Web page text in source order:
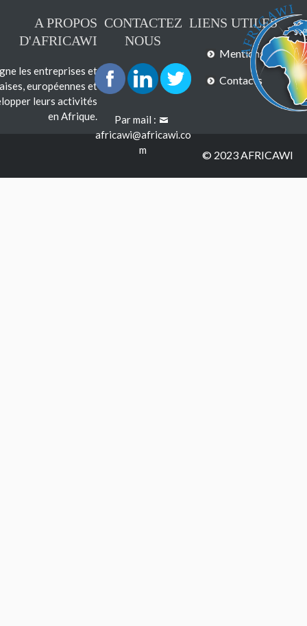
A PROPOS
D'AFRICAWI
les entreprises et
européennes et
leurs activités
en Afrique.
CONTACTEZ
NOUS
Par mail :
africawi@africawi.co
m
LIENS UTILES
Mentions légales
Contacts
© 2023 AFRICAWI